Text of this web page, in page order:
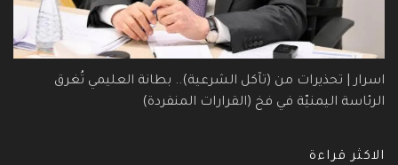
اسرار | تحذيرات من (تآكل الشرعية).. بطانة العليمي تُغرق
الرئاسة اليمنيّة في فخ (القرارات المنفردة)
الاكثر قراءة